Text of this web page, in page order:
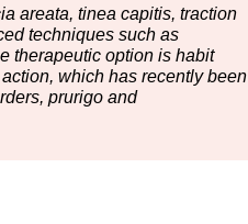
areata, tinea capitis, traction
techniques such as
therapeutic option is habit
which has recently been
prurigo and